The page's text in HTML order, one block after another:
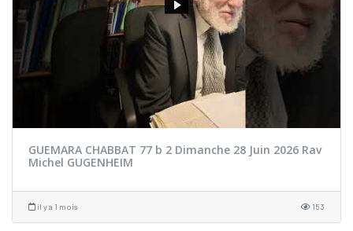
GUEMARA CHABBAT 77 b 2 Dimanche 28 Juin 2026 Rav
Michel GUGENHEIM
il y a 1 mois 153